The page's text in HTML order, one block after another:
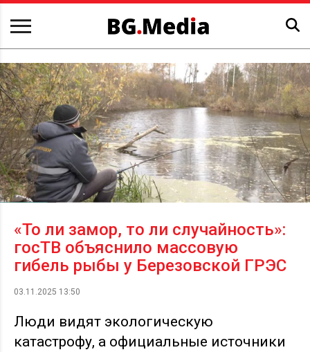
«То ли замор, то ли случайность»:
госТВ объяснило массовую
гибель рыбы у Березовской ГРЭС
03.11.2025 13:50
Люди видят экологическую
катастрофу, а официальные источники